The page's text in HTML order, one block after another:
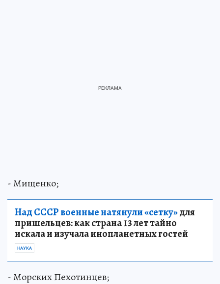
- Мищенко;
Над СССР военные натянули «сетку»для
пришельцев: как страна 13 лет тайно
искала и изучала инопланетных гостей
НАУКА
- Морских Пехотинцев;